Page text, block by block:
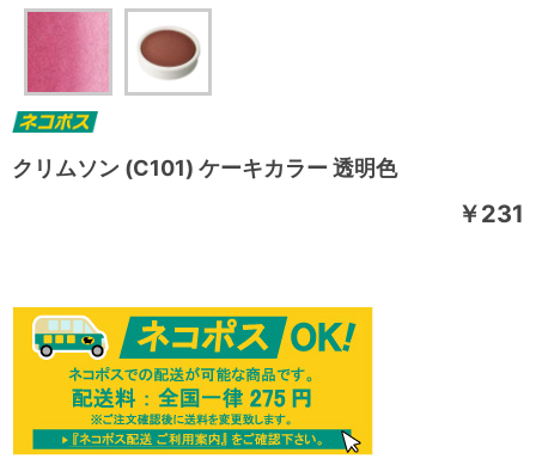
クリムソン (C101) ケーキカラー 透明色
￥231